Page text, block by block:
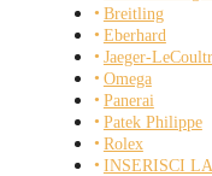
Breitling
Eberhard
Jaeger-
Omega
Panerai
Patek Philippe
Rolex
INSERISCI